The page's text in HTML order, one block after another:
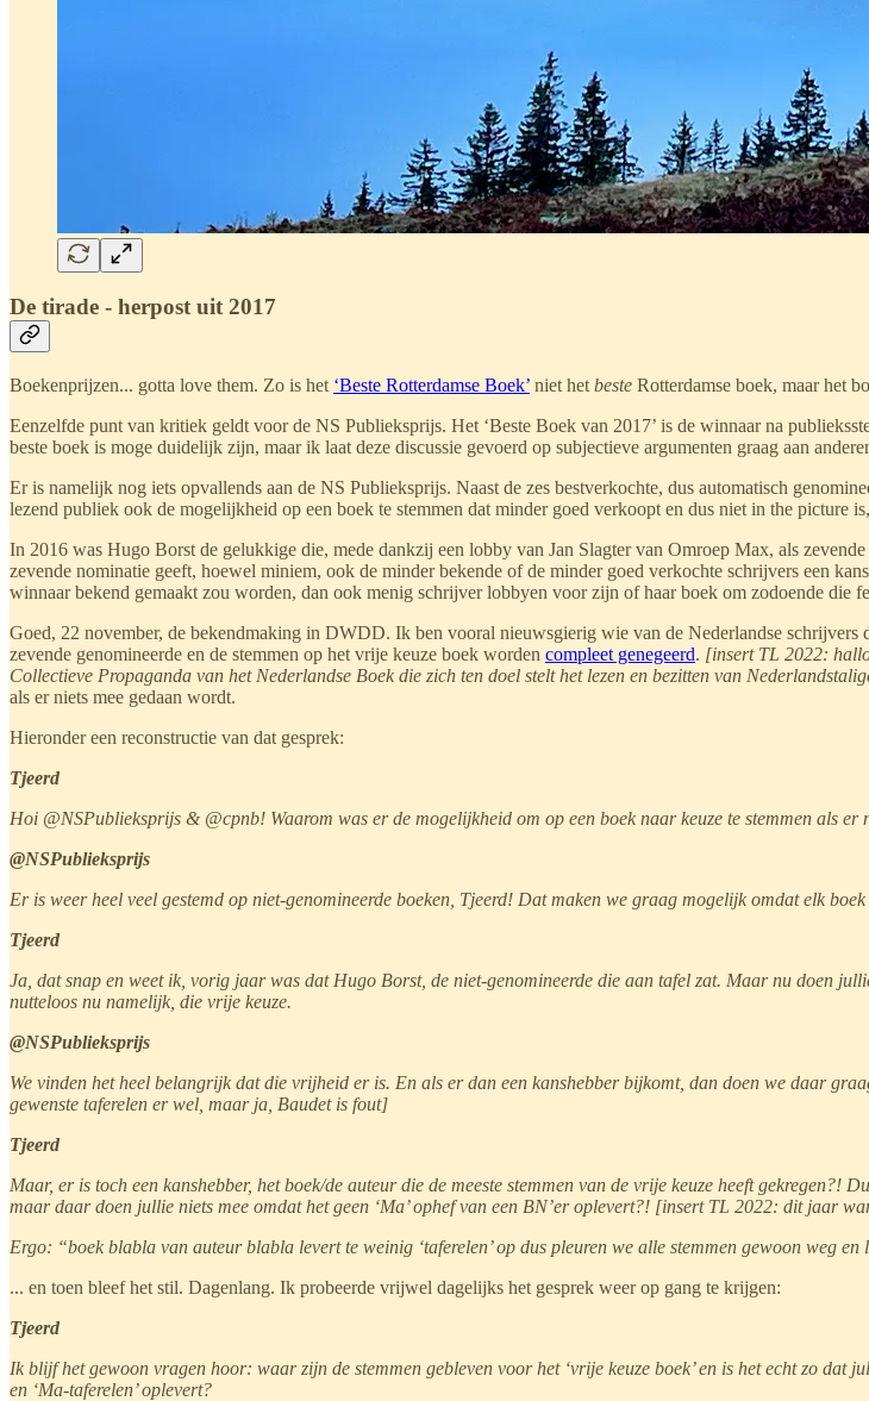
De tirade - herpost uit 2017
Boekenprijzen... gotta love them. Zo is het ‘Beste Rotterdamse Boek’ niet het beste Rotterdamse boek, maar het
Eenzelfde punt van kritiek geldt voor de NS Publieksprijs. Het ‘Beste Boek van 2017’ is de winnaar na
beste boek is moge duidelijk zijn, maar ik laat deze discussie gevoerd op subjectieve argumenten graag aan
Er is namelijk nog iets opvallends aan de NS Publieksprijs. Naast de zes bestverkochte, dus automatisch
lezend publiek ook de mogelijkheid op een boek te stemmen dat minder goed verkoopt en dus niet in the picture
In 2016 was Hugo Borst de gelukkige die, mede dankzij een lobby van Jan Slagter van Omroep Max, als
zevende nominatie geeft, hoewel miniem, ook de minder bekende of de minder goed verkochte schrijvers een
winnaar bekend gemaakt zou worden, dan ook menig schrijver lobbyen voor zijn of haar boek om zodoende die
Goed, 22 november, de bekendmaking in DWDD. Ik ben vooral nieuwsgierig wie van de Nederlandse
zevende genomineerde en de stemmen op het vrije keuze boek worden compleet genegeerd. [insert TL 2022:
Collectieve Propaganda van het Nederlandse Boek die zich ten doel stelt het lezen en bezitten van
als er niets mee gedaan wordt.
Hieronder een reconstructie van dat gesprek:
Tjeerd
Hoi @NSPublieksprijs & @cpnb! Waarom was er de mogelijkheid om op een boek naar keuze te stemmen als
@NSPublieksprijs
Er is weer heel veel gestemd op niet-genomineerde boeken, Tjeerd! Dat maken we graag mogelijk omdat elk
Tjeerd
Ja, dat snap en weet ik, vorig jaar was dat Hugo Borst, de niet-genomineerde die aan tafel zat. Maar nu doen
nutteloos nu namelijk, die vrije keuze.
@NSPublieksprijs
We vinden het heel belangrijk dat die vrijheid er is. En als er dan een kanshebber bijkomt, dan doen we daar
gewenste taferelen er wel, maar ja, Baudet is fout]
Tjeerd
Maar, er is toch een kanshebber, het boek/de auteur die de meeste stemmen van de vrije keuze heeft
maar daar doen jullie niets mee omdat het geen ‘Ma’ ophef van een BN’er oplevert?! [insert TL 2022: dit jaar
Ergo: “boek blabla van auteur blabla levert te weinig ‘taferelen’ op dus pleuren we alle stemmen gewoon weg
... en toen bleef het stil. Dagenlang. Ik probeerde vrijwel dagelijks het gesprek weer op gang te krijgen:
Tjeerd
Ik blijf het gewoon vragen hoor: waar zijn de stemmen gebleven voor het ‘vrije keuze boek’ en is het echt zo dat
en ‘Ma-taferelen’ oplevert?